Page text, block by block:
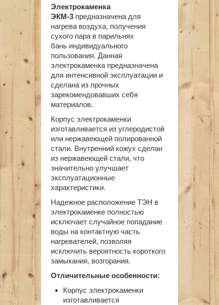
Электрокаменка
ЭКМ-3 предназначена для
нагрева воздуха, получения
сухого пара в парильнях
бань индивидуального
пользования. Данная
электрокаменка предназначена
для интенсивной эксплуатации и
сделана из прочных
зарекомендовавших себя
материалов.
Корпус электрокаменки
изготавливается из углеродистой
или нержавеющей полированной
стали. Внутренний кожух сделан
из нержавеющей стали, что
значительно улучшает
эксплуатационные
характеристики.
Надежное расположение ТЭН в
электрокаменке полностью
исключает случайное попадание
воды на контактную часть
нагревателей, позволяя
исключить вероятность короткого
замыкания, возгорания.
Отличительные особенности:
Корпус электрокаменки
изготавливается